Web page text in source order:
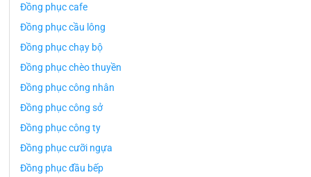
Đồng phục cafe
Đồng phục cầu lông
Đồng phục chạy bộ
Đồng phục chèo thuyền
Đồng phục công nhân
Đồng phục công sở
Đồng phục công ty
Đồng phục cưỡi ngựa
Đồng phục đầu bếp